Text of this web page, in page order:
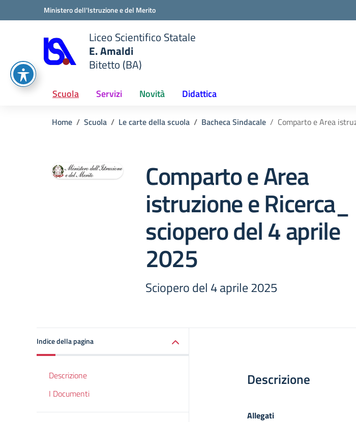
Vai ai contenuti
Vai al menu di navigazioneMinistero dell'Istruzione e del Merito
scuola
Liceo Scientifico Statale
E. Amaldi
Bitetto (BA)
Scuola Servizi Novità Didattica
Home Scuola Le carte della scuola Bacheca Sindacale Comparto e Area
Comparto e Area
istruzione e Ricerca_
sciopero del 4 aprile
2025
Sciopero del 4 aprile 2025
Indice della pagina
Descrizione
I Documenti
Descrizione
Allegati